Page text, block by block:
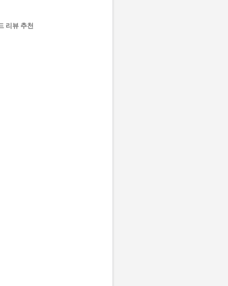
리뷰 추천